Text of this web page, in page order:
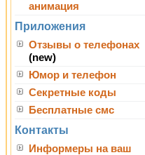
анимация
Приложения
Отзывы о телефонах
(new)
Юмор и телефон
Секретные коды
Бесплатные смс
Контакты
Информеры на ваш